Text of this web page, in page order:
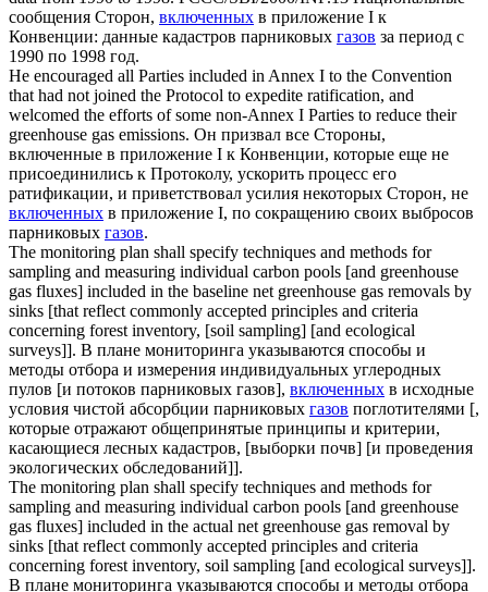
сообщения Сторон, включенных в приложение I к
Конвенции: данные кадастров парниковых газов за период с
1990 по 1998 год.
He encouraged all Parties included in Annex I to the Convention
that had not joined the Protocol to expedite ratification, and
welcomed the efforts of some non-Annex I Parties to reduce their
greenhouse gas emissions. Он призвал все Стороны,
включенные в приложение I к Конвенции, которые еще не
присоединились к Протоколу, ускорить процесс его
ратификации, и приветствовал усилия некоторых Сторон, не
включенных в приложение I, по сокращению своих выбросов
парниковых газов.
The monitoring plan shall specify techniques and methods for
sampling and measuring individual carbon pools [and greenhouse
gas fluxes] included in the baseline net greenhouse gas removals by
sinks [that reflect commonly accepted principles and criteria
concerning forest inventory, [soil sampling] [and ecological
surveys]]. В плане мониторинга указываются способы и
методы отбора и измерения индивидуальных углеродных
пулов [и потоков парниковых газов], включенных в исходные
условия чистой абсорбции парниковых газов поглотителями [,
которые отражают общепринятые принципы и критерии,
касающиеся лесных кадастров, [выборки почв] [и проведения
экологических обследований]].
The monitoring plan shall specify techniques and methods for
sampling and measuring individual carbon pools [and greenhouse
gas fluxes] included in the actual net greenhouse gas removal by
sinks [that reflect commonly accepted principles and criteria
concerning forest inventory, soil sampling [and ecological surveys]].
В плане мониторинга указываются способы и методы отбора